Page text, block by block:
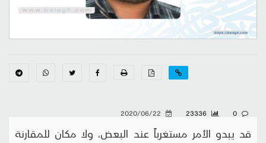
قد يبدو الأمر مستغرباً عند البعض، ولا مكان للمقارنة